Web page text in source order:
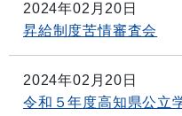
2024年02月20日
昇給制度苦情審査会
2024年02月20日
令和５年度高知県公立